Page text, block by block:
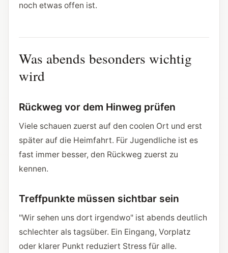
noch etwas offen ist.
Was abends besonders wichtig
wird
Rückweg vor dem Hinweg prüfen
Viele schauen zuerst auf den coolen Ort und erst
später auf die Heimfahrt. Für Jugendliche ist es
fast immer besser, den Rückweg zuerst zu
kennen.
Treffpunkte müssen sichtbar sein
"Wir sehen uns dort irgendwo" ist abends deutlich
schlechter als tagsüber. Ein Eingang, Vorplatz
oder klarer Punkt reduziert Stress für alle.